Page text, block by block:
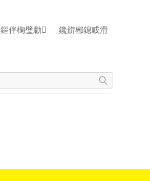
鏂伴椈璧勮 鑱旂郴鎴戜滑